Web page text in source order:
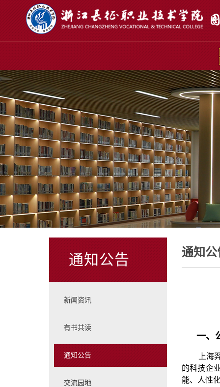
通知公告
新闻资讯
有书共读
通知公告
交流园地
通知公
一、
上海
的科技企
能、人性